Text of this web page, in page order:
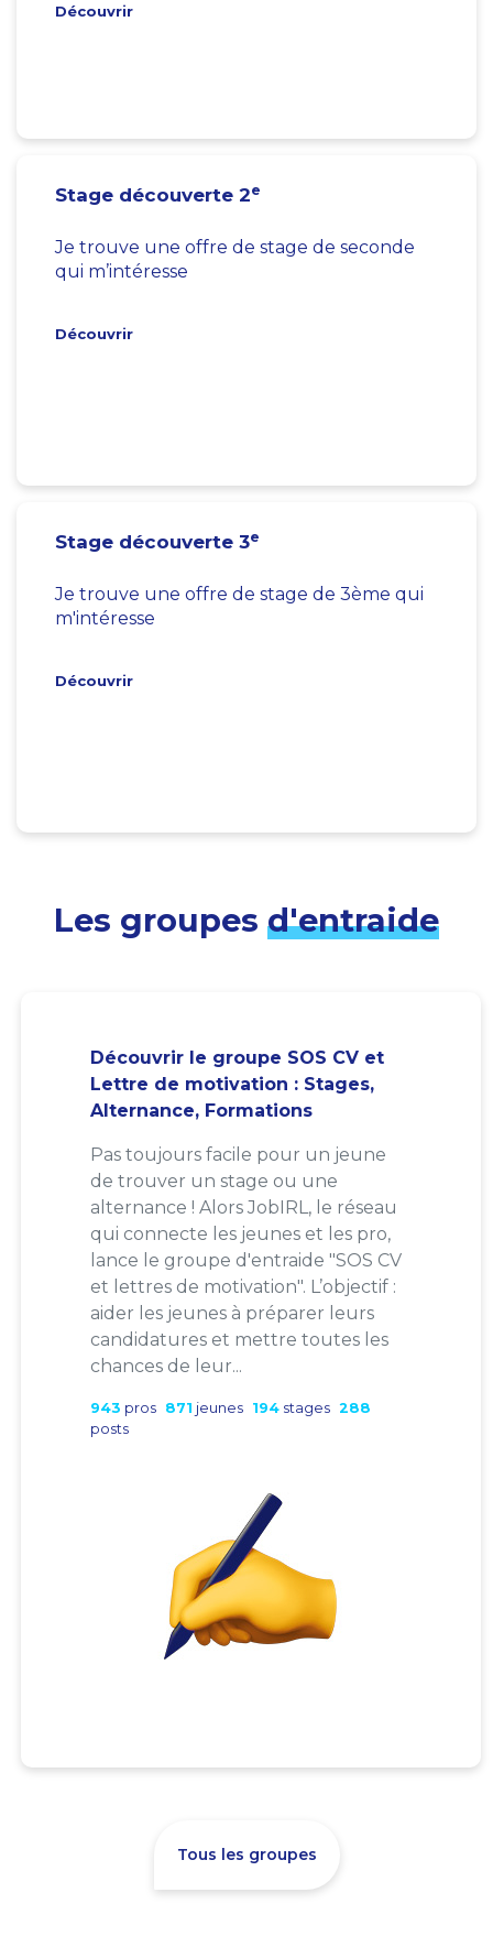
Découvrir
Stage découverte 2e
Je trouve une offre de stage de seconde
qui m’intéresse
Découvrir
Stage découverte 3e
Je trouve une offre de stage de 3ème qui
m'intéresse
Découvrir
Les groupes d'entraide
Découvrir le groupe SOS CV et
Lettre de motivation : Stages,
Alternance, Formations
Pas toujours facile pour un jeune
de trouver un stage ou une
alternance ! Alors JobIRL, le réseau
qui connecte les jeunes et les pro,
lance le groupe d'entraide "SOS CV
et lettres de motivation". L’objectif :
aider les jeunes à préparer leurs
candidatures et mettre toutes les
chances de leur...
943 pros 871 jeunes 194 stages 288
posts
Tous les groupes